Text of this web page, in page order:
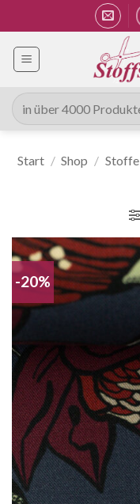
Inhalt
springen
Suche
nach:
Start / Shop / Stoffe
-20%